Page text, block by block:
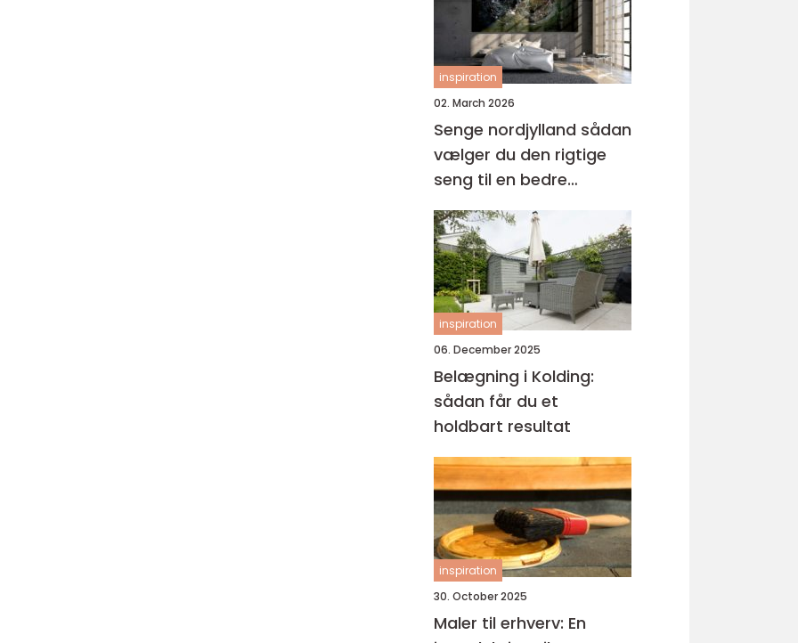
inspiration
02. March 2026
Senge nordjylland sådan
vælger du den rigtige
seng til en bedre
nattesøvn
inspiration
06. December 2025
Belægning i Kolding:
sådan får du et
holdbart resultat
inspiration
30. October 2025
Maler til erhverv: En